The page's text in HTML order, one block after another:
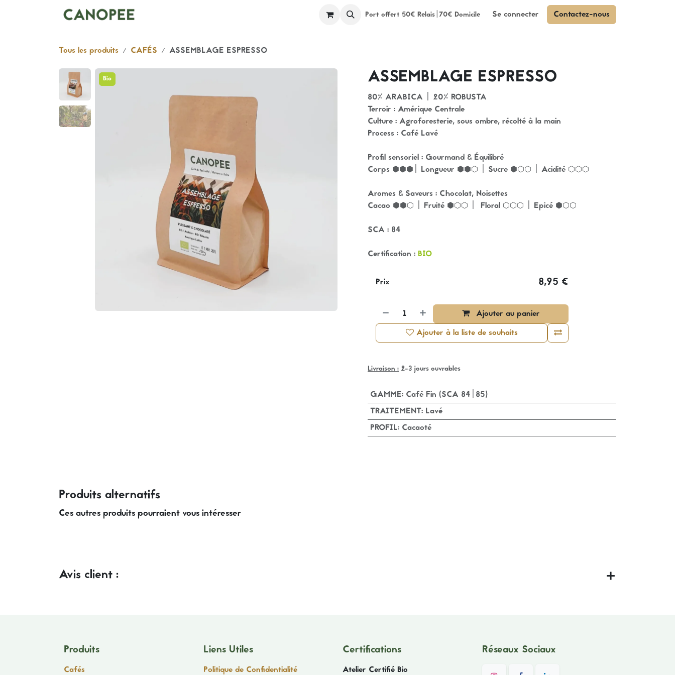
Se rendre au contenu
Espace Pros A proposPort offert 50€ Relais|70€ Domicile Se connecter Contactez-nous
Tous les produits CAFÉS ASSEMBLAGE ESPRESSO
Bio
Bio ASSEMBLAGE ESPRESSO
80% ARABICA | 20% ROBUSTA
Terroir : Amérique Centrale
Culture : Agroforesterie, sous ombre, récolté à la main
Process : Café Lavé
Profil sensoriel : Gourmand & Équilibré
Corps ⬢⬢⬢| Longueur ⬢⬢⬡ | Sucre ⬢⬡⬡ | Acidité ⬡⬡⬡
Aromes & Saveurs : Chocolat, Noisettes
Cacao ⬢⬢⬡ | Fruité ⬢⬡⬡ | Floral ⬡⬡⬡ | Epicé ⬢⬡⬡
SCA : 84
Certification : BIO
Ajouter au panier
Ajouter à la liste de souhaits
Prix 8,95 €
Livraison : 2-3 jours ouvrables
GAMME: Café Fin (SCA 84|85)
TRAITEMENT: Lavé
PROFIL: Cacaoté
Produits alternatifs
Ces autres produits pourraient vous intéresser
Avis client :
Produits
Cafés
Liens Utiles
Politique de Confidentialité
Certifications
Atelier Certifié Bio
Réseaux Sociaux